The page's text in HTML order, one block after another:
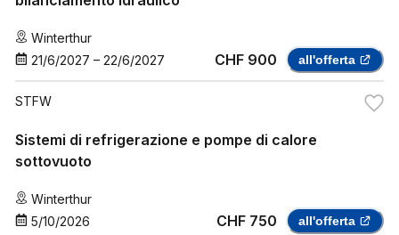
Winterthur
21/6/2027 – 22/6/2027 CHF 900 all'offerta
STFW
Sistemi di refrigerazione e pompe di calore
sottovuoto
Winterthur
5/10/2026
CHF 750 all'offerta